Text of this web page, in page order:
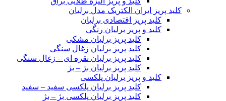
کلید پریز ایران الکتریک مدل برلیان
کلید پریز اقتصادی برلیان
کلید و پریز برلیان رنگی
کلید پریز برلیان مشکی
کلید پریز برلیان زغال سنگی
کلید پریز برلیان نقره ای – زغال سنگی
کلید پریز برلیان بژ – بژ
کلید و پریز برلیان پلکسی
کلید پریز برلیان پلکسی سفید – سفید
کلید پریز برلیان پلکسی بژ – بژ